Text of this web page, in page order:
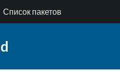
Список пакетов